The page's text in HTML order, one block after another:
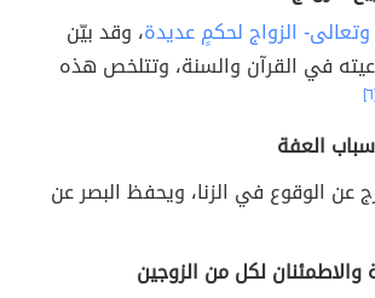
الزواج لحكمٍ عديدة، وقد بيّن
في القرآن والسنة، وتتلخص هذه
العفة
عن الوقوع في الزنا، ويحفظ البصر عن
لكل من الزوجين